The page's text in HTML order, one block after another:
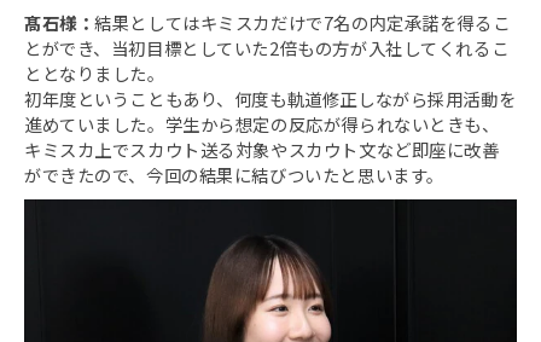
髙石様：結果としてはキミスカだけで7名の内定承諾を得るこ
とができ、当初目標としていた2倍もの方が入社してくれるこ
ととなりました。
初年度ということもあり、何度も軌道修正しながら採用活動を
進めていました。学生から想定の反応が得られないときも、
キミスカ上でスカウト送る対象やスカウト文など即座に改善
ができたので、今回の結果に結びついたと思います。